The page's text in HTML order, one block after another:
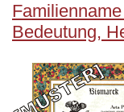
Bedeutung,